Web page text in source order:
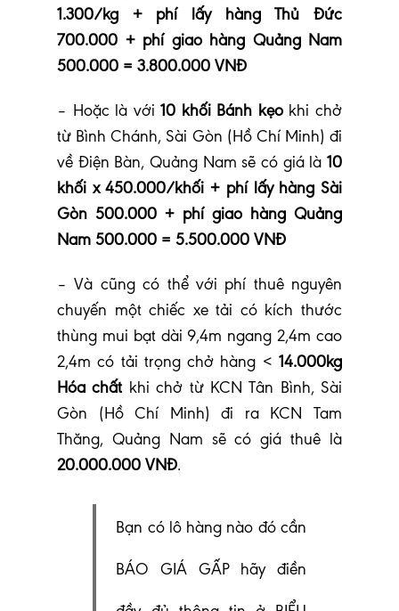
1.300/kg + phí lấy hàng Thủ Đức
700.000 + phí giao hàng Quảng Nam
500.000 = 3.800.000 VNĐ
– Hoặc là với10 khối Bánh kẹokhi chở
từ Bình Chánh, Sài Gòn (Hồ Chí Minh) đi
về Điện Bàn, Quảng Nam sẽ có giá là 10
khối x 450.000/khối + phí lấy hàng Sài
Gòn 500.000 + phí giao hàng Quảng
Nam 500.000 = 5.500.000 VNĐ
– Và cũng có thể với phí thuê nguyên
chuyến một chiếc xe tải có kích thước
thùng mui bạt dài 9,4m ngang 2,4m cao
2,4m có tải trọng chở hàng < 14.000kg
Hóa chất khi chở từ KCN Tân Bình, Sài
Gòn (Hồ Chí Minh) đi ra KCN Tam
Thăng, Quảng Nam sẽ có giá thuê là
20.000.000 VNĐ.
Bạn có lô hàng nào đó cần
BÁO GIÁ GẤP hãy điền